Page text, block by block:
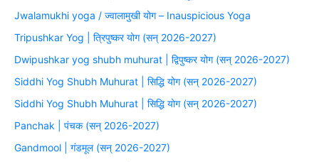
Jwalamukhi yoga / ज्वालामुखी योग – Inauspicious Yoga
Tripushkar Yog | त्रिपुष्कर योग (सन् 2026-2027)
Dwipushkar yog shubh muhurat | द्विपुष्कर योग (सन् 2026-2027)
Siddhi Yog Shubh Muhurat | सिद्धि योग (सन् 2026-2027)
Siddhi Yog Shubh Muhurat | सिद्धि योग (सन् 2026-2027)
Panchak | पंचक (सन् 2026-2027)
Gandmool | गंडमूल (सन् 2026-2027)